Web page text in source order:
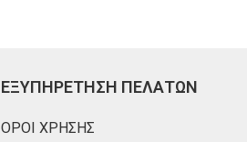
ΕΞΥΠΗΡΕΤΗΣΗ ΠΕΛΑΤΩΝ
ΟΡΟΙ ΧΡΗΣΗΣ